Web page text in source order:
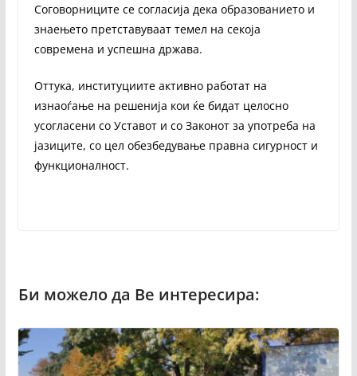
Соговорниците се согласија дека образованието и
знаењето претставуваат темел на секоја
современа и успешна држава.
Оттука, институциите активно работат на
изнаоѓање на решенија кои ќе бидат целосно
усогласени со Уставот и со Законот за употреба на
јазиците, со цел обезбедување правна сигурност и
функционалност.